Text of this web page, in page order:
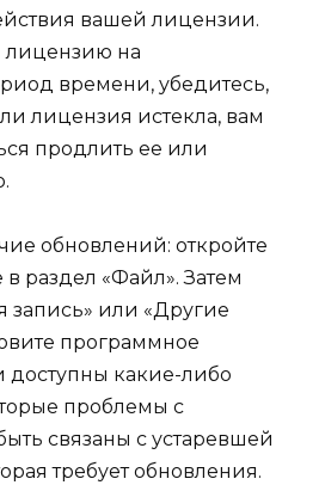
вашей лицензии.
лицензию на
времени, убедитесь,
лицензия истекла, вам
продлить ее или
обновлений: откройте
раздел «Файл». Затем
запись» или «Другие
программное
доступны какие-либо
проблемы с
связаны с устаревшей
требует обновления.